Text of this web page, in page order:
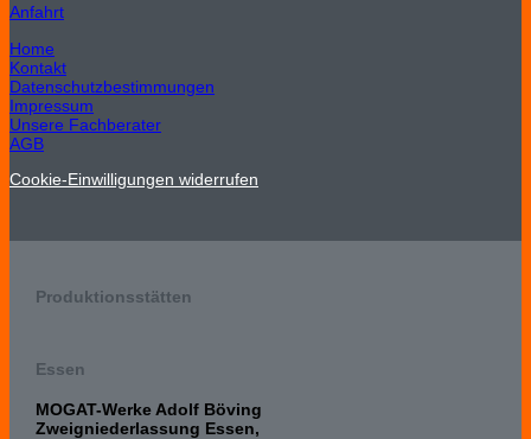
Anfahrt
Home
Kontakt
Datenschutzbestimmungen
Impressum
Unsere Fachberater
AGB
Cookie-Einwilligungen widerrufen
Produktionsstätten
Essen
MOGAT-Werke Adolf Böving
Zweigniederlassung Essen,